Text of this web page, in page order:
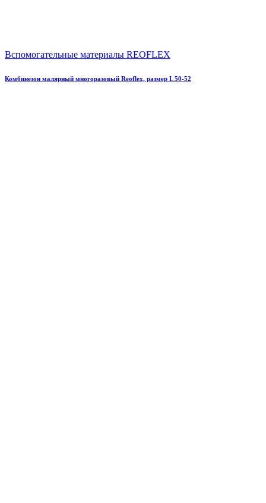
Вспомогательные материалы REOFLEX
Комбинезон малярный многоразовый Reoflex, размер L 50-52